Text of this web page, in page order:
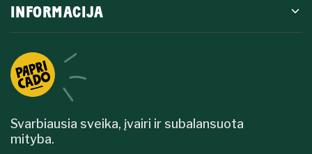
INFORMACIJA
Svarbiausia sveika, įvairi ir subalansuota
mityba.